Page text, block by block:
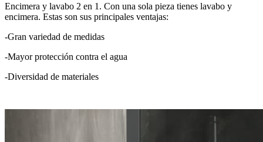
Encimera y lavabo 2 en 1. Con una sola pieza tienes lavabo y
encimera. Estas son sus principales ventajas:
-Gran variedad de medidas
-Mayor protección contra el agua
-Diversidad de materiales